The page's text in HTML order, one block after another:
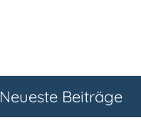
Neueste Beiträge